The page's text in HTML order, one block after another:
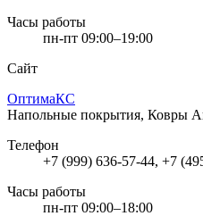
Часы работы
пн-пт 09:00–19:00
Сайт
ОптимаКС
Напольные покрытия, Ковры
Телефон
+7 (999) 636-57-44, +7
Часы работы
пн-пт 09:00–18:00